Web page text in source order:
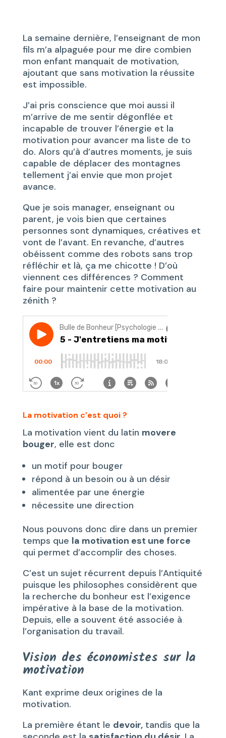
La semaine dernière, l’enseignant de mon
fils m’a alpaguée pour me dire combien
mon enfant manquait de motivation,
ajoutant que sans motivation la réussite
est impossible.
J’ai pris conscience que moi aussi il
m’arrive de me sentir dégonflée et
incapable de trouver l’énergie et la
motivation pour avancer ma liste de to
do. Alors qu’à d’autres moments, je suis
capable de déplacer des montagnes
tellement j’ai envie que mon projet
avance.
Que je sois manager, enseignant ou
parent, je vois bien que certaines
personnes sont dynamiques, créatives et
vont de l’avant. En revanche, d’autres
obéissent comme des robots sans trop
réfléchir et là, ça me chicotte ! D’où
viennent ces différences ? Comment
faire pour maintenir cette motivation au
zénith ?
La motivation c’est quoi ?
La motivation vient du latin movere
bouger, elle est donc
un motif pour bouger
répond à un besoin ou à un désir
alimentée par une énergie
nécessite une direction
Nous pouvons donc dire dans un premier
temps que la motivation est une force
qui permet d’accomplir des choses.
C’est un sujet récurrent depuis l’Antiquité
puisque les philosophes considèrent que
la recherche du bonheur est l’exigence
impérative à la base de la motivation.
Depuis, elle a souvent été associée à
l’organisation du travail.
Vision des économistes sur la
motivation
Kant exprime deux origines de la
motivation.
La première étant le devoir,tandis que la